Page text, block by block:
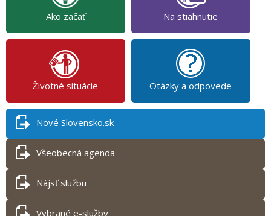
Ako začať Na stiahnutie
Životné situácie Otázky a odpovede
Nové Slovensko.sk
Všeobecná agenda
Nájsť službu
Vybrané e-služby